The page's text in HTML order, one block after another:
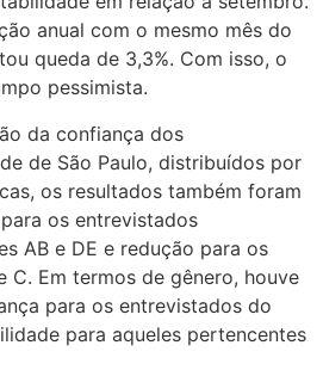
anual com o mesmo mês do
queda de 3,3%. Com isso, o
pessimista.
da confiança dos
de São Paulo, distribuídos por
os resultados também foram
os entrevistados
AB e DE e redução para os
C. Em termos de gênero, houve
para os entrevistados do
para aqueles pertencentes